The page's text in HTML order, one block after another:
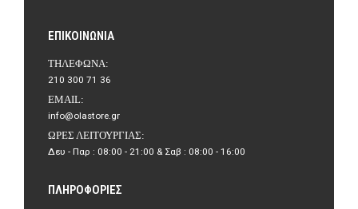
ΕΠΙΚΟΙΝΩΝΊΑ
ΤΗΛΈΦΩΝΑ:
210 300 71 36
EMAIL:
info@olastore.gr
ΏΡΕΣ ΛΕΙΤΟΥΡΓΊΑΣ:
Δευ - Παρ : 08:00 - 21:00 & Σαβ : 08:00 - 16:00
ΠΛΗΡΟΦΟΡΊΕΣ